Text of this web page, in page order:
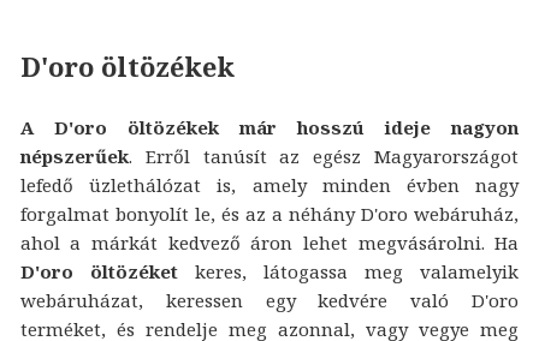
D'oro öltözékek
A D'oro öltözékek már hosszú ideje nagyon
népszerűek. Erről tanúsít az egész Magyarországot
lefedő üzlethálózat is, amely minden évben nagy
forgalmat bonyolít le, és az a néhány D'oro webáruház,
ahol a márkát kedvező áron lehet megvásárolni. Ha
D'oro öltözéketkeres, látogassa meg valamelyik
webáruházat, keressen egy kedvére való D'oro
terméket, és rendelje meg azonnal, vagy vegye meg